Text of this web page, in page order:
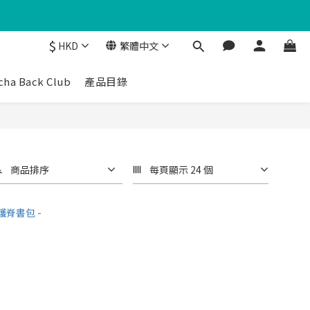
$ HKD 繁體中文
Back Club 產品目錄
商品排序 每頁顯示 24 個